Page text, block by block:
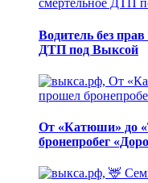
Водитель без
ДТП под Выксой
От «Катюши» до
бронепробег